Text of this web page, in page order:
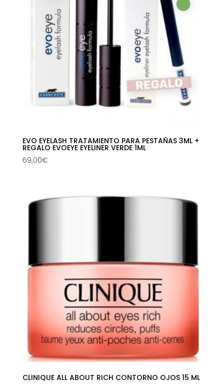
EVO EYELASH TRATAMIENTO PARA PESTAÑAS 3ML +
REGALO EVOEYE EYELINER VERDE 1ML
69,00€
CLINIQUE ALL ABOUT RICH CONTORNO OJOS 15 ML